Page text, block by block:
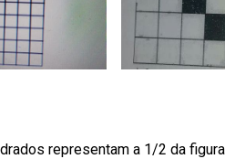
representam a 1/2 da